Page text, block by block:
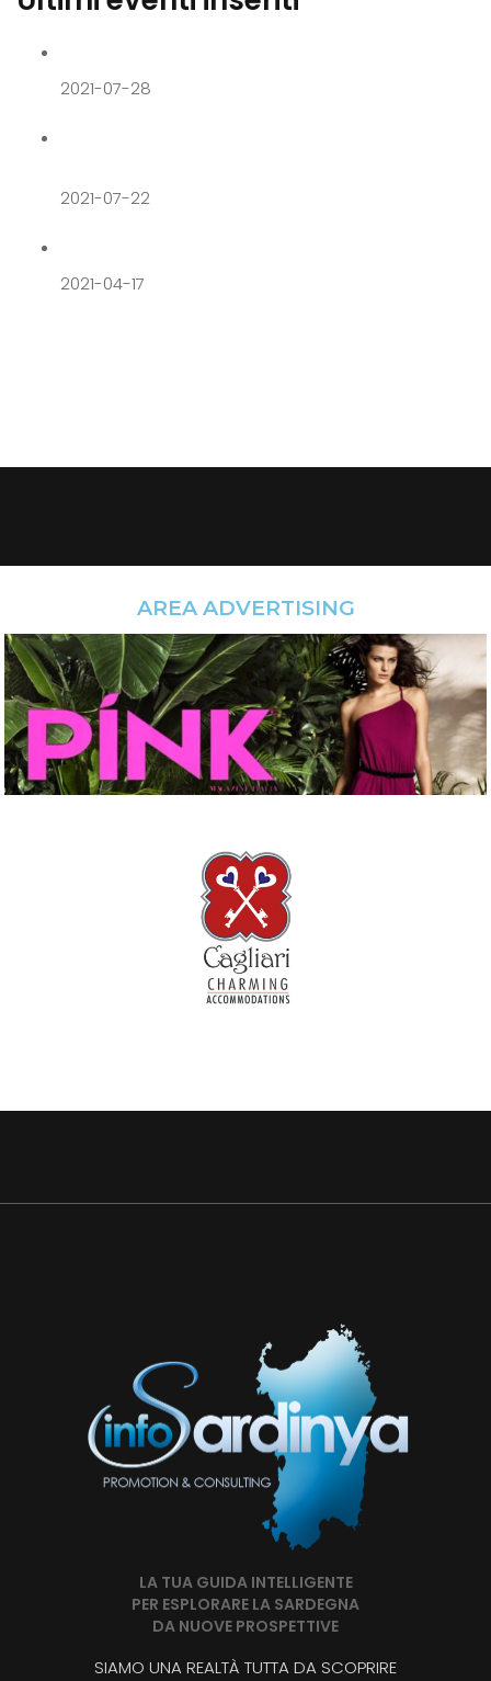
2021-07-28
2021-07-22
2021-04-17
AREA ADVERTISING
LA TUA GUIDA INTELLIGENTE
PER ESPLORARE LA SARDEGNA
DA NUOVE PROSPETTIVE
SIAMO UNA REALTÀ TUTTA DA SCOPRIRE